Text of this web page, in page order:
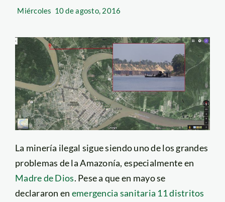
Miércoles 10 de agosto, 2016
La minería ilegal sigue siendo uno de los grandes
problemas de la Amazonía, especialmente en
Madre de Dios. Pese a que en mayo se
declararon en emergencia sanitaria 11 distritos